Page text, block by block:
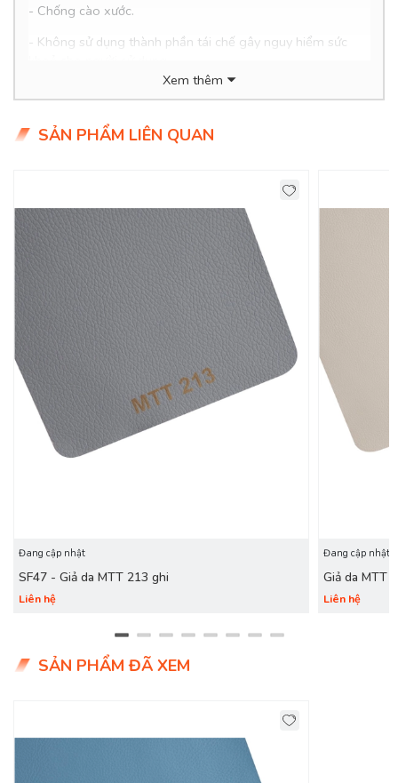
- Chống cào xước.
- Không sử dụng thành phần tái chế gây nguy hiểm sức
- Giá siêu hợp lý chỉ 2xx/mét (xx tiểu học ạ)
Xem thêm
SẢN PHẨM LIÊN QUAN
Đang cập nhật
SF47 - Giả da MTT 213 ghi
Liên hệ
Đang cập nhật
Giả da MTT
Liên hệ
SẢN PHẨM ĐÃ XEM